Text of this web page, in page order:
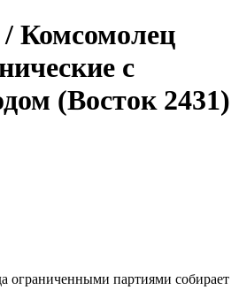
Комсомолец
с
(Восток 2431)
ограниченными партиями собирает